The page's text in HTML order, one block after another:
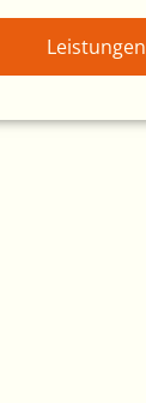
Leistungen